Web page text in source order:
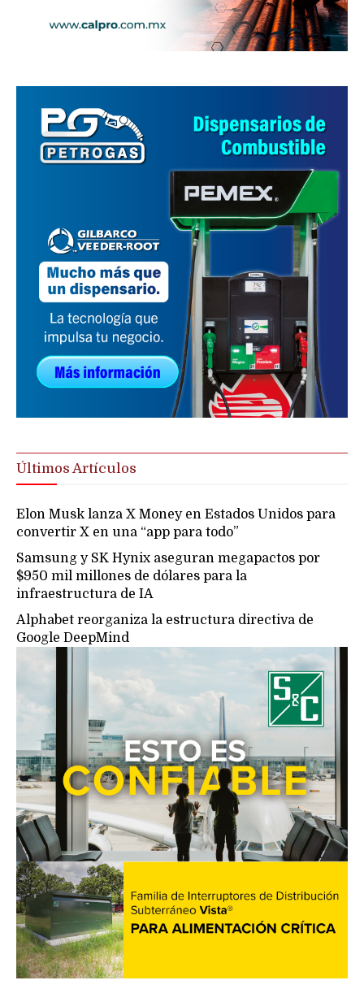
Últimos Artículos
Elon Musk lanza X Money en Estados Unidos para
convertir X en una “app para todo”
Samsung y SK Hynix aseguran megapactos por
$950 mil millones de dólares para la
infraestructura de IA
Alphabet reorganiza la estructura directiva de
Google DeepMind